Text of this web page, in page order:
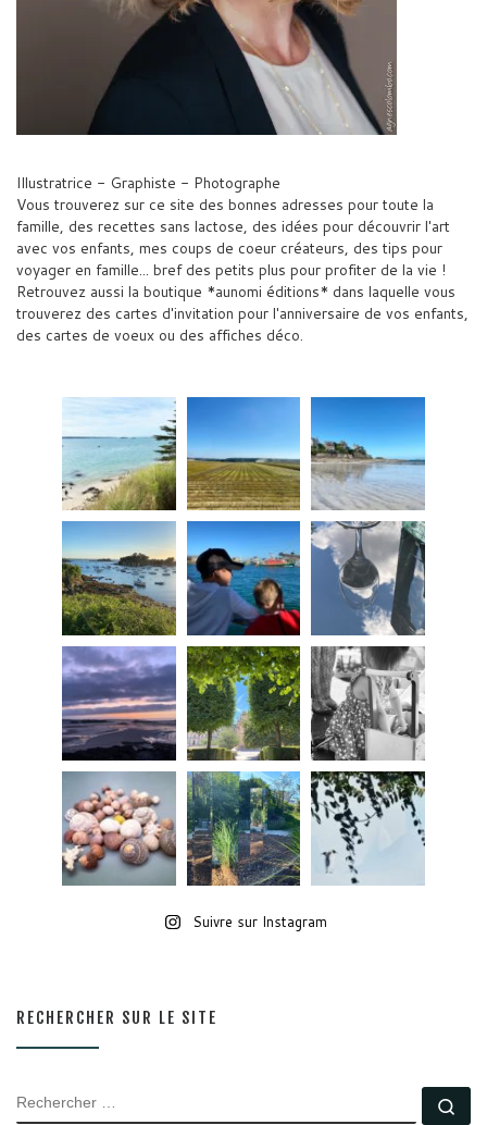
Illustratrice - Graphiste - Photographe
Vous trouverez sur ce site des bonnes adresses pour toute la
famille, des recettes sans lactose, des idées pour découvrir l'art
avec vos enfants, mes coups de coeur créateurs, des tips pour
voyager en famille... bref des petits plus pour profiter de la vie !
Retrouvez aussi la boutique *aunomi éditions* dans laquelle vous
trouverez des cartes d'invitation pour l'anniversaire de vos enfants,
des cartes de voeux ou des affiches déco.
Suivre sur Instagram
RECHERCHER SUR LE SITE
RECHERCHER